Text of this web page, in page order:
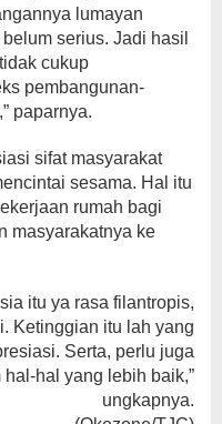
lumayan
serius. Jadi hasil
cukup
pembangunan-
paparnya.
sifat masyarakat
sesama. Hal itu
rumah bagi
masyarakatnya ke
itu ya rasa filantropis,
Ketinggian itu lah yang
Serta, perlu juga
hal yang lebih baik,”
ungkapnya.